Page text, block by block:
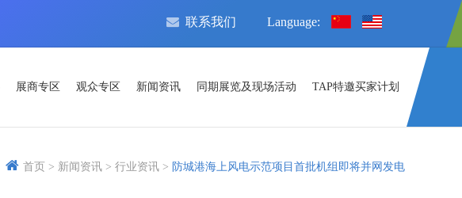
联系我们 Language:
展商专区 观众专区 新闻资讯 同期展览及现场活动 TAP特邀买家计划
首页 > 新闻资讯 > 行业资讯 > 防城港海上风电示范项目首批机组即将并网发电